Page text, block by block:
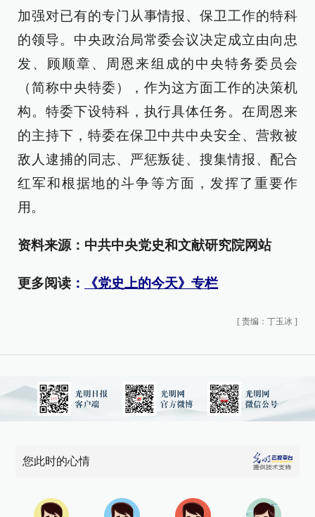
加强对已有的专门从事情报、保卫工作的特科
的领导。中央政治局常委会议决定成立由向忠
发、顾顺章、周恩来组成的中央特务委员会
（简称中央特委），作为这方面工作的决策机
构。特委下设特科，执行具体任务。在周恩来
的主持下，特委在保卫中共中央安全、营救被
敌人逮捕的同志、严惩叛徒、搜集情报、配合
红军和根据地的斗争等方面，发挥了重要作
用。
资料来源： 中共中央党史和文献研究院网站
更多阅读 ： 《党史上的今天》专栏
[ 责编：丁玉冰 ]
您此时的心情